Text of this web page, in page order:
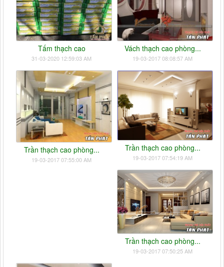
Tấm thạch cao
31-03-2020 12:59:03 AM
Vách thạch cao phòng...
19-03-2017 08:08:57 AM
Trần thạch cao phòng...
19-03-2017 07:55:00 AM
Trần thạch cao phòng...
19-03-2017 07:54:19 AM
Trần thạch cao phòng...
19-03-2017 07:50:25 AM